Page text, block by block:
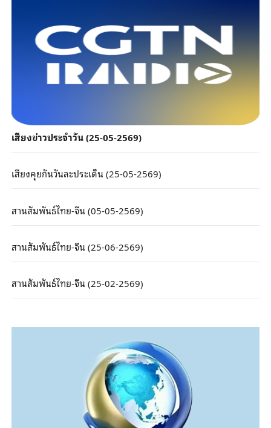
เสียงข่าวประจำวัน (25-05-2569)
เสียงคุยกันวันละประเด็น (25-05-2569)
สานสัมพันธ์ไทย-จีน (05-05-2569)
สานสัมพันธ์ไทย-จีน (25-06-2569)
สานสัมพันธ์ไทย-จีน (25-02-2569)